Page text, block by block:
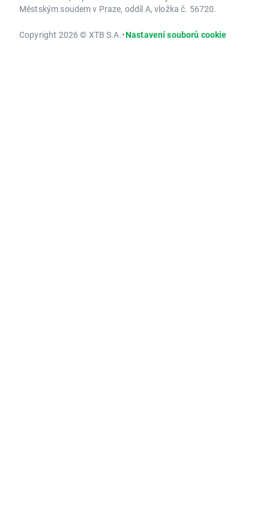
Městským soudem v Praze, oddíl A, vložka č. 56720.
Copyright 2026 © XTB S.A.•Nastavení souborů cookie